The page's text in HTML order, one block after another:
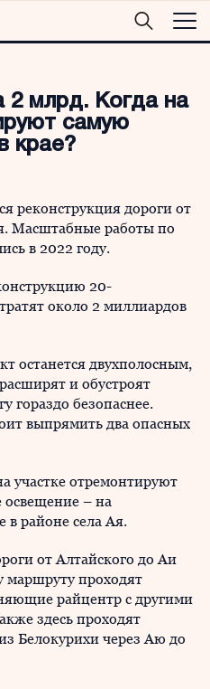
2 млрд. Когда на
самую
крае?
реконструкция дороги от
Масштабные работы по
в 2022 году.
20-
около 2 миллиардов
останется двухполосным,
и обустроят
гораздо безопаснее.
выпрямить два опасных
участке отремонтируют
освещение – на
в районе села Ая.
от Алтайского до Аи
маршруту проходят
райцентр с другими
здесь проходят
Белокурихи через Аю до